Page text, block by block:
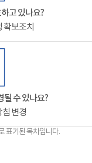
고 있나요?
확보조치
될 수 있나요?
침 변경
표기된 목차입니다.